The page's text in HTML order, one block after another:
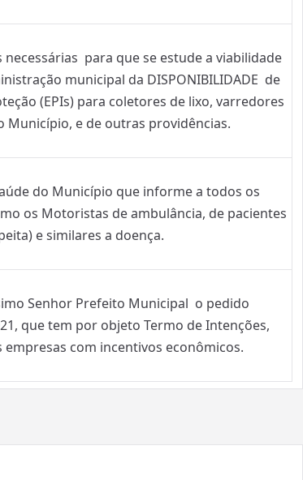
para que se estude a viabilidade
municipal da DISPONIBILIDADE de
(EPIs) para coletores de lixo, varredores
Município, e de outras providências.
do Município que informe a todos os
os Motoristas de ambulância, de pacientes
e similares a doença.
Senhor Prefeito Municipal o pedido
que tem por objeto Termo de Intenções,
com incentivos econômicos.